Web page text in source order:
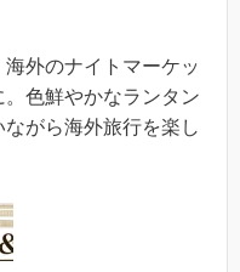
外のナイトマーケッ
。色鮮やかなランタン
がら海外旅行を楽し